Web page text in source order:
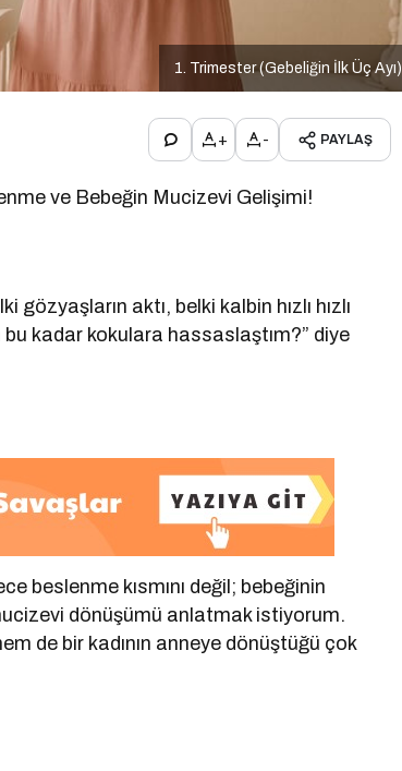
1. Trimester (Gebeliğin İlk Üç Ayı)
+ - PAYLAŞ
ve Bebeğin Mucizevi Gelişimi!
aktı, belki kalbin hızlı hızlı
kadar kokulara hassaslaştım?” diye
beslenme kısmını değil; bebeğinin
dönüşümü anlatmak istiyorum.
de bir kadının anneye dönüştüğü çok